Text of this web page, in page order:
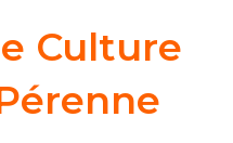
Culture